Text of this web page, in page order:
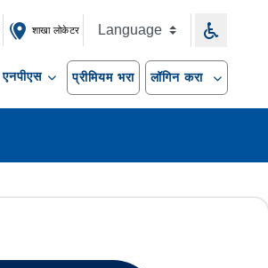
शाखा लोकेटर
एनपीएस प्रीमियम भरा लॉगिन करा